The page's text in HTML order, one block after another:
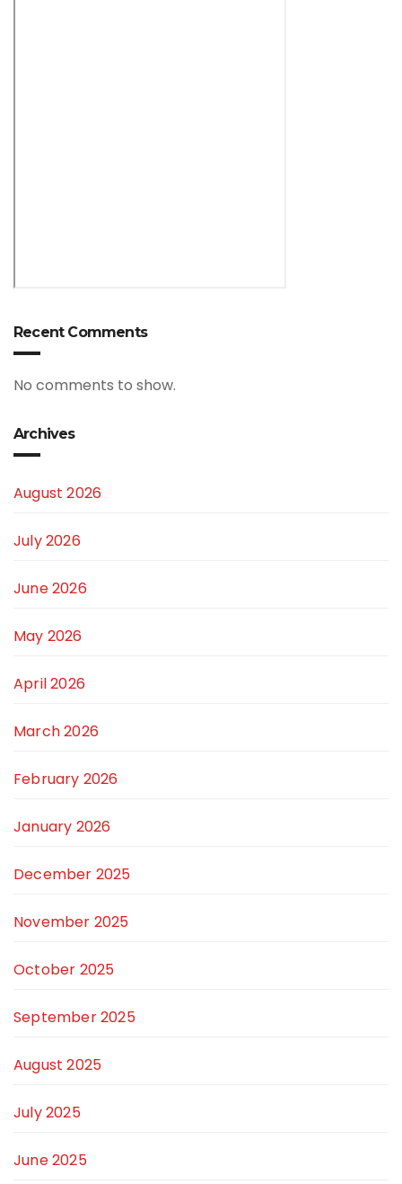
Recent Comments
No comments to show.
Archives
August 2026
July 2026
June 2026
May 2026
April 2026
March 2026
February 2026
January 2026
December 2025
November 2025
October 2025
September 2025
August 2025
July 2025
June 2025